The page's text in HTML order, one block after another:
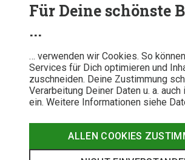
Für Deine schönste
...
… verwenden wir Cookies. So
Services für Dich optimieren und
zuschneiden. Deine Zustimmung
Verarbeitung Deiner Daten u. a. auch
ein. Weitere Informationen siehe
ALLEN COOKIES